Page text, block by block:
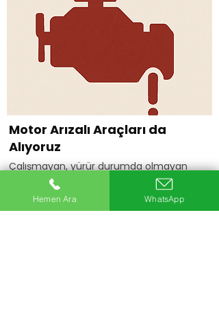
Motor Arızalı Araçları da
Alıyoruz
Çalışmayan, yürür durumda olmayan
veya motoru arızalı araçlarınızı da
değerlendiriyoruz.
Hemen Ara
Hemen Ara WhatsApp